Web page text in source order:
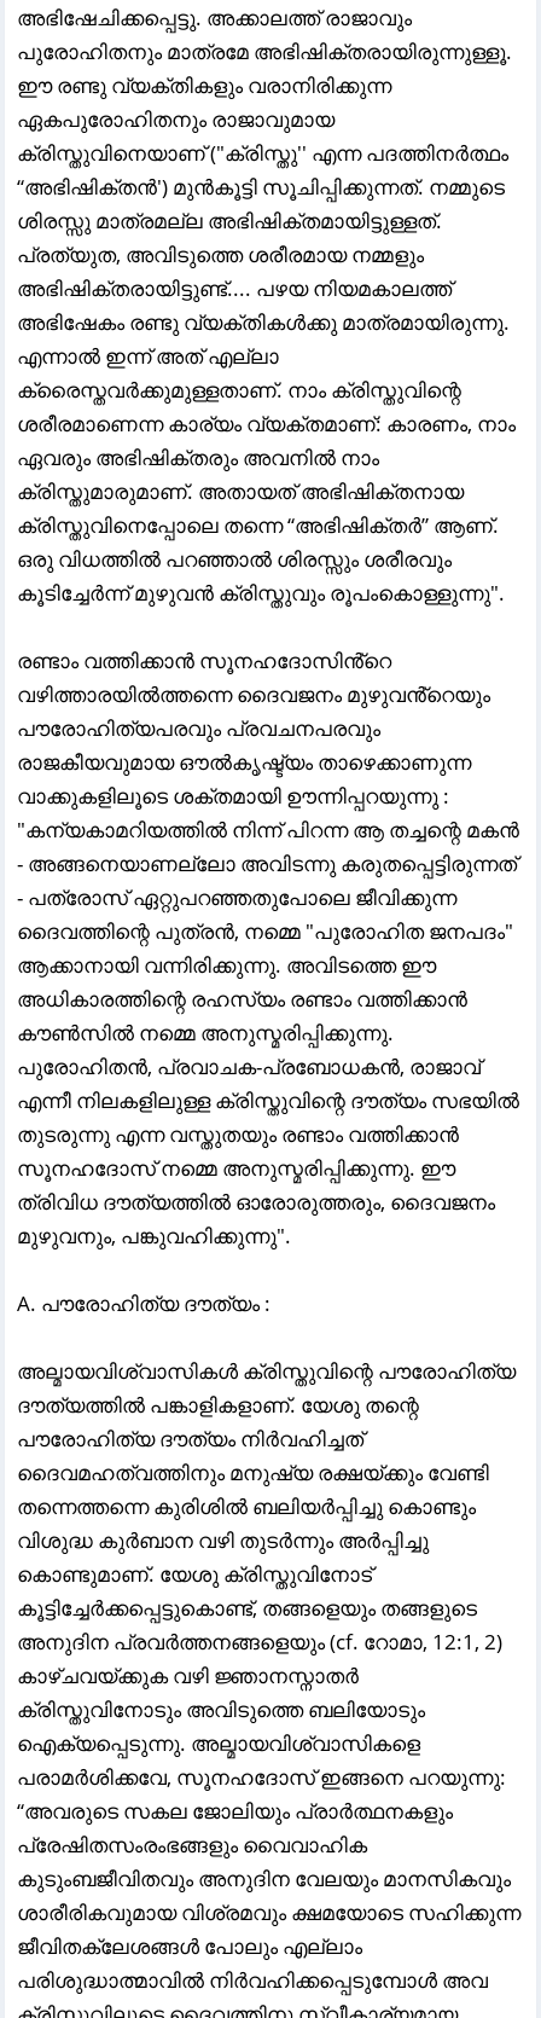
അഭിഷേചിക്കപ്പെട്ടു. അക്കാലത്ത് രാജാവും
പുരോഹിതനും മാത്രമേ അഭിഷിക്തരായിരുന്നുള്ളൂ.
ഈ രണ്ടു വ്യക്തികളും വരാനിരിക്കുന്ന
ഏകപുരോഹിതനും രാജാവുമായ
ക്രിസ്തുവിനെയാണ് ("ക്രിസ്തു'' എന്ന പദത്തിനർത്ഥം
“അഭിഷിക്തൻ') മുൻകൂട്ടി സൂചിപ്പിക്കുന്നത്. നമ്മുടെ
ശിരസ്സു മാത്രമല്ല അഭിഷിക്തമായിട്ടുള്ളത്.
പ്രത്യുത, അവിടുത്തെ ശരീരമായ നമ്മളും
അഭിഷിക്തരായിട്ടുണ്ട്.... പഴയ നിയമകാലത്ത്
അഭിഷേകം രണ്ടു വ്യക്തികൾക്കു മാത്രമായിരുന്നു.
എന്നാൽ ഇന്ന് അത് എല്ലാ
ക്രൈസ്തവർക്കുമുള്ളതാണ്. നാം ക്രിസ്തുവിന്റെ
ശരീരമാണെന്ന കാര്യം വ്യക്തമാണ്: കാരണം, നാം
ഏവരും അഭിഷിക്തരും അവനിൽ നാം
ക്രിസ്തുമാരുമാണ്. അതായത് അഭിഷിക്തനായ
ക്രിസ്തുവിനെപ്പോലെ തന്നെ “അഭിഷിക്തർ” ആണ്.
ഒരു വിധത്തിൽ പറഞ്ഞാൽ ശിരസ്സും ശരീരവും
കൂടിച്ചേർന്ന് മുഴുവൻ ക്രിസ്തുവും രൂപംകൊള്ളുന്നു".
രണ്ടാം വത്തിക്കാൻ സൂനഹദോസിൻ്റെ
വഴിത്താരയിൽത്തന്നെ ദൈവജനം മുഴുവൻ്റെയും
പൗരോഹിത്യപരവും പ്രവചനപരവും
രാജകീയവുമായ ഔൽകൃഷ്ട്യം താഴെക്കാണുന്ന
വാക്കുകളിലൂടെ ശക്തമായി ഊന്നിപ്പറയുന്നു :
"കന്യകാമറിയത്തിൽ നിന്ന് പിറന്ന ആ തച്ചന്റെ മകൻ
- അങ്ങനെയാണല്ലോ അവിടന്നു കരുതപ്പെട്ടിരുന്നത്
- പത്രോസ് ഏറ്റുപറഞ്ഞതുപോലെ ജീവിക്കുന്ന
ദൈവത്തിന്റെ പുത്രൻ, നമ്മെ "പുരോഹിത ജനപദം"
ആക്കാനായി വന്നിരിക്കുന്നു. അവിടത്തെ ഈ
അധികാരത്തിന്റെ രഹസ്യം രണ്ടാം വത്തിക്കാൻ
കൗൺസിൽ നമ്മെ അനുസ്മരിപ്പിക്കുന്നു.
പുരോഹിതൻ, പ്രവാചക-പ്രബോധകൻ, രാജാവ്
എന്നീ നിലകളിലുള്ള ക്രിസ്തുവിന്റെ ദൗത്യം സഭയിൽ
തുടരുന്നു എന്ന വസ്തുതയും രണ്ടാം വത്തിക്കാൻ
സൂനഹദോസ് നമ്മെ അനുസ്മരിപ്പിക്കുന്നു. ഈ
ത്രിവിധ ദൗത്യത്തിൽ ഓരോരുത്തരും, ദൈവജനം
മുഴുവനും, പങ്കുവഹിക്കുന്നു".
A. പൗരോഹിത്യ ദൗത്യം :
അല്മായവിശ്വാസികൾ ക്രിസ്തുവിന്റെ പൗരോഹിത്യ
ദൗത്യത്തിൽ പങ്കാളികളാണ്. യേശു തന്റെ
പൗരോഹിത്യ ദൗത്യം നിർവഹിച്ചത്
ദൈവമഹത്വത്തിനും മനുഷ്യ രക്ഷയ്ക്കും വേണ്ടി
തന്നെത്തന്നെ കുരിശിൽ ബലിയർപ്പിച്ചു കൊണ്ടും
വിശുദ്ധ കുർബാന വഴി തുടർന്നും അർപ്പിച്ചു
കൊണ്ടുമാണ്. യേശു ക്രിസ്തുവിനോട്
കൂട്ടിച്ചേർക്കപ്പെട്ടുകൊണ്ട്, തങ്ങളെയും തങ്ങളുടെ
അനുദിന പ്രവർത്തനങ്ങളെയും (cf. റോമാ, 12:1, 2)
കാഴ്ചവയ്ക്കുക വഴി ജ്ഞാനസ്നാതർ
ക്രിസ്തുവിനോടും അവിടുത്തെ ബലിയോടും
ഐക്യപ്പെടുന്നു. അല്മായവിശ്വാസികളെ
പരാമർശിക്കവേ, സൂനഹദോസ് ഇങ്ങനെ പറയുന്നു:
“അവരുടെ സകല ജോലിയും പ്രാർത്ഥനകളും
പ്രേഷിതസംരംഭങ്ങളും വൈവാഹിക
കുടുംബജീവിതവും അനുദിന വേലയും മാനസികവും
ശാരീരികവുമായ വിശ്രമവും ക്ഷമയോടെ സഹിക്കുന്ന
ജീവിതക്ലേശങ്ങൾ പോലും എല്ലാം
പരിശുദ്ധാത്മാവിൽ നിർവഹിക്കപ്പെടുമ്പോൾ അവ